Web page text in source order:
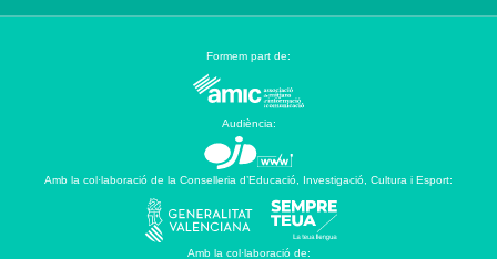
Formem part de:
Audiència:
Amb la col·laboració de la Conselleria d’Educació, Investigació, Cultura i Esport:
Amb la col·laboració de: